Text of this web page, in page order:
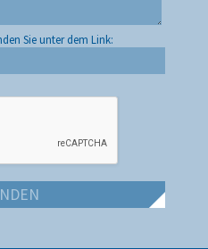
Sie unter dem Link: